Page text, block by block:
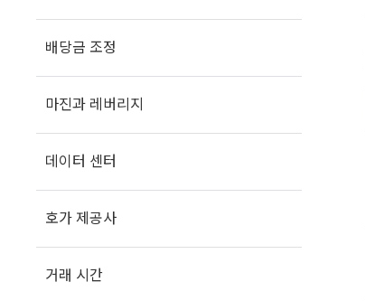
배당금 조정
마진과 레버리지
데이터 센터
호가 제공사
거래 시간